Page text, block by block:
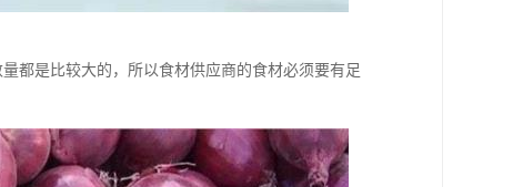
都是比较大的，所以食材供应商的食材必须要有足